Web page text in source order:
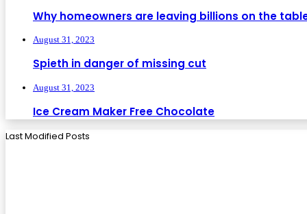
Why homeowners are leaving billions on the
August 31, 2023
Spieth in danger of missing cut
August 31, 2023
Ice Cream Maker Free Chocolate
Last Modified Posts